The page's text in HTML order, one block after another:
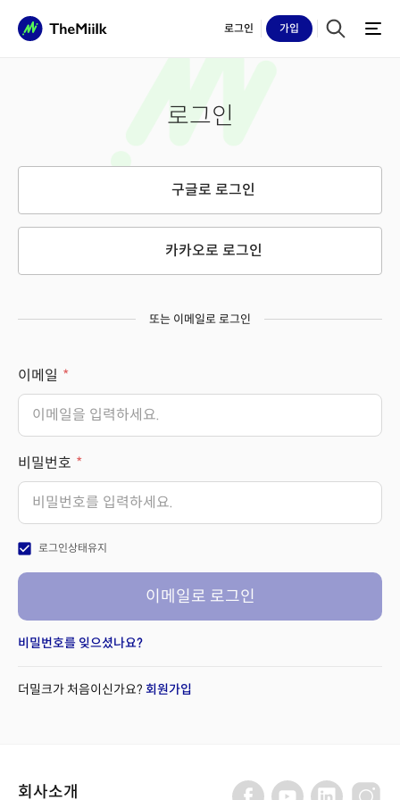
로그인 가입
로그인
구글로 로그인
카카오로 로그인
또는 이메일로 로그인
이메일
비밀번호
check_box 로그인상태유지
이메일로 로그인
비밀번호를 잊으셨나요?
더밀크가 처음이신가요? 회원가입
회사소개